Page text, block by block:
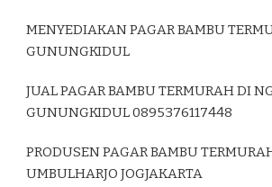
MENYEDIAKAN PAGAR BAMBU
GUNUNGKIDUL
JUAL PAGAR BAMBU TERMURAH DI
GUNUNGKIDUL 0895376117448
PRODUSEN PAGAR BAMBU
UMBULHARJO JOGJAKARTA